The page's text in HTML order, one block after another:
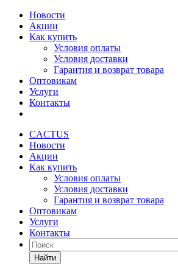
Новости
Акции
Как купить
Условия оплаты
Условия доставки
Гарантия и возврат товара
Оптовикам
Услуги
Контакты
CACTUS
Новости
Акции
Как купить
Условия оплаты
Условия доставки
Гарантия и возврат товара
Оптовикам
Услуги
Контакты
Найти